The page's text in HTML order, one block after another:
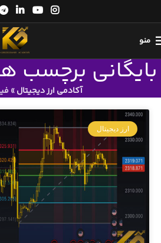
منو
بایگانی برچسب
آکادمی ارز دیجیتال»
ارز دیجیتال